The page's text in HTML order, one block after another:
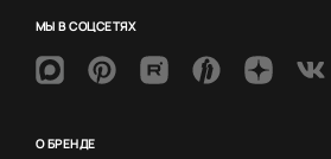
МЫ В СОЦСЕТЯХ
О БРЕНДЕ